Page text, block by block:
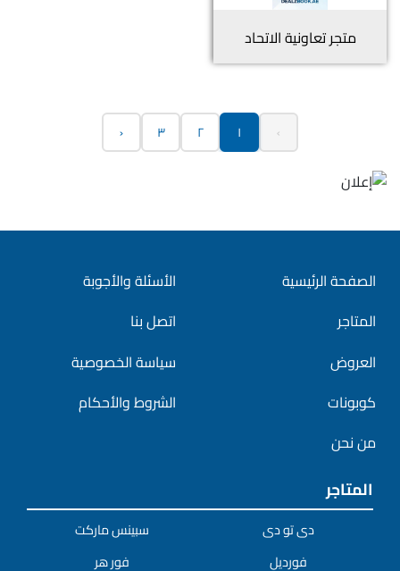
متجرتعاونية الاتحاد
‹ ١ ٢ ٣ ›
الصفحة الرئيسية
المتاجر
العروض
كوبونات
من نحن
الأسئلة والأجوبة
اتصل بنا
سياسة الخصوصية
الشروط والأحكام
المتاجر
دى تو دى
سبينس ماركت
فورديل
فور هر